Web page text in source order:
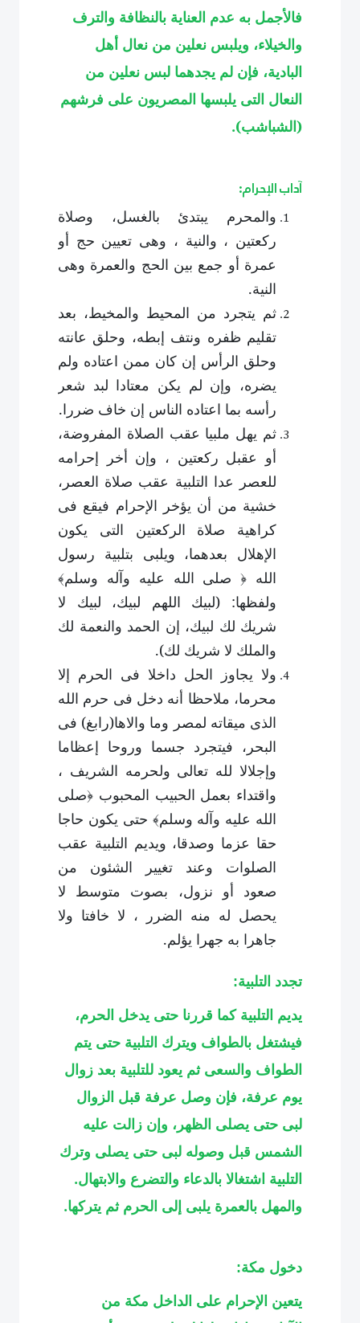
فالأجمل به عدم العناية بالنظافة والترف
والخيلاء، ويلبس نعلين من نعال أهل
البادية، فإن لم يجدهما لبس نعلين من
النعال التى يلبسها المصريون على فرشهم
(الشباشب).
آداب الإحرام:
والمحرم يبتدئ بالغسل، وصلاة
ركعتين ، والنية ، وهى تعيين حج أو
عمرة أو جمع بين الحج والعمرة وهى
النية.
ثم يتجرد من المحيط والمخيط، بعد
تقليم ظفره ونتف إبطه، وحلق عانته
وحلق الرأس إن كان ممن اعتاده ولم
يضره، وإن لم يكن معتادا لبد شعر
رأسه بما اعتاده الناس إن خاف ضررا.
ثم يهل ملبيا عقب الصلاة المفروضة،
أو عقبل ركعتين ، وإن أخر إحرامه
للعصر عدا التلبية عقب صلاة العصر،
خشية من أن يؤخر الإحرام فيقع فى
كراهية صلاة الركعتين التى يكون
الإهلال بعدهما، ويلبى بتلبية رسول
الله ﴿ صلى الله عليه وآله وسلم﴾
ولفظها: (لبيك اللهم لبيك، لبيك لا
شريك لك لبيك، إن الحمد والنعمة لك
والملك لا شريك لك).
ولا يجاوز الحل داخلا فى الحرم إلا
محرما، ملاحظا أنه دخل فى حرم الله
الذى ميقاته لمصر وما والاها(رابغ) فى
البحر، فيتجرد جسما وروحا إعظاما
وإجلالا لله تعالى ولحرمه الشريف ،
واقتداء بعمل الحبيب المحبوب ﴿صلى
الله عليه وآله وسلم﴾ حتى يكون حاجا
حقا عزما وصدقا، ويديم التلبية عقب
الصلوات وعند تغيير الشئون من
صعود أو نزول، بصوت متوسط لا
يحصل له منه الضرر ، لا خافتا ولا
جاهرا به جهرا يؤلم.
تجدد التلبية:
يديم التلبية كما قررنا حتى يدخل الحرم،
فيشتغل بالطواف ويترك التلبية حتى يتم
الطواف والسعى ثم يعود للتلبية بعد زوال
يوم عرفة، فإن وصل عرفة قبل الزوال
لبى حتى يصلى الظهر، وإن زالت عليه
الشمس قبل وصوله لبى حتى يصلى وترك
التلبية اشتغالا بالدعاء والتضرع والابتهال.
والمهل بالعمرة يلبى إلى الحرم ثم يتركها.
دخول مكة:
يتعين الإحرام على الداخل مكة من